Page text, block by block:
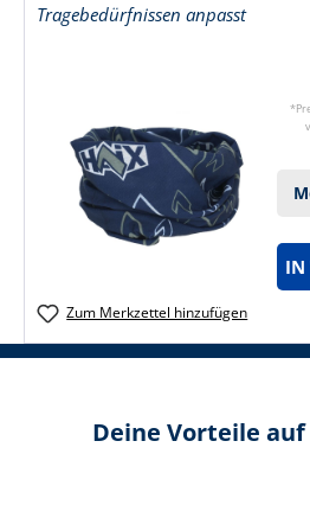
Tragebedürfnissen anpasst
IN
Zum Merkzettel hinzufügen
Deine Vorteile